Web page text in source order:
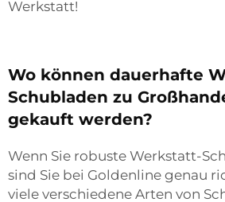
Werkstatt!
Wo können dauerhafte
Schubladen zu
gekauft werden?
Wenn Sie robuste Werkstatt-
sind Sie bei Goldenline genau
viele verschiedene Arten von